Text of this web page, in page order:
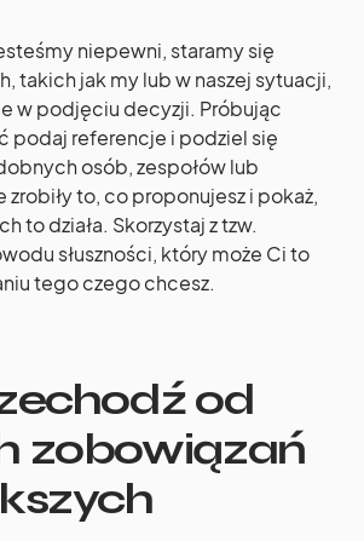
niepewni, staramy się
takich jak my lub w naszej sytuacji,
w podjęciu decyzji. Próbując
podaj referencje i podziel się
osób, zespołów lub
zrobiły to, co proponujesz i pokaż,
to działa. Skorzystaj z tzw.
słuszności, który może Ci to
tego czego chcesz.
od
zobowiązań